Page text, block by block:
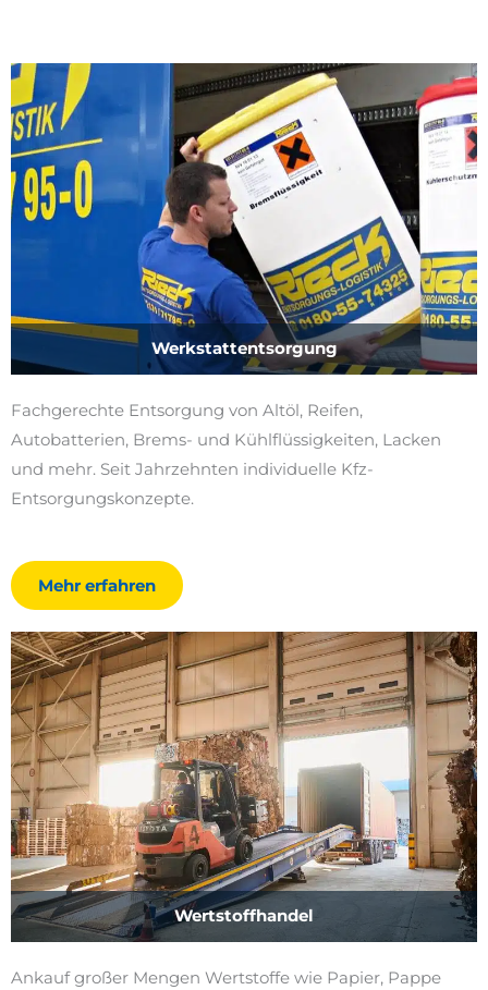
Werkstattentsorgung
Fachgerechte Entsorgung von Altöl, Reifen,
Autobatterien, Brems- und Kühlflüssigkeiten, Lacken
und mehr. Seit Jahrzehnten individuelle Kfz-
Entsorgungskonzepte.
Mehr erfahren
Wertstoffhandel
Ankauf großer Mengen Wertstoffe wie Papier, Pappe